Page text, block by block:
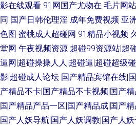
影在线观看 91网国产尤物在 毛片网
同 国产日韩伦理淫 成年免费视频 亚
色图 蜜桃成人超碰网 91精品小视频
堂网 午夜视频资源 超碰99资源站|超
逼网|超碰操操人人|超碰逼|超碰超级
影|超碰成人论坛 国产精品宾馆在线|
产精品不卡|国产精品不卡视频|国产
国产精品产品一区|国产精品成|国产
国产人妖导航|国产人妖调教|国产人